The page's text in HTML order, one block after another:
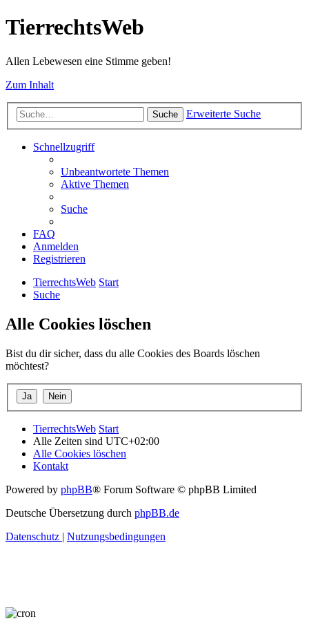
TierrechtsWeb
Allen Lebewesen eine Stimme geben!
Zum Inhalt
Suche Erweiterte Suche
Schnellzugriff
Unbeantwortete Themen
Aktive Themen
Suche
FAQ
Anmelden
Registrieren
TierrechtsWeb Start
Suche
Alle Cookies löschen
Bist du dir sicher, dass du alle Cookies des Boards löschen
möchtest?
TierrechtsWeb Start
Alle Zeiten sind UTC+02:00
Alle Cookies löschen
Kontakt
Powered by phpBB® Forum Software © phpBB Limited
Deutsche Übersetzung durch phpBB.de
Datenschutz | Nutzungsbedingungen